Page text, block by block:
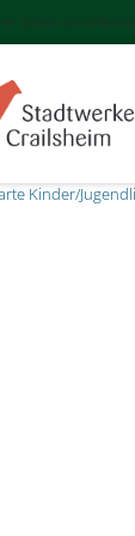
Daten
Kinder/